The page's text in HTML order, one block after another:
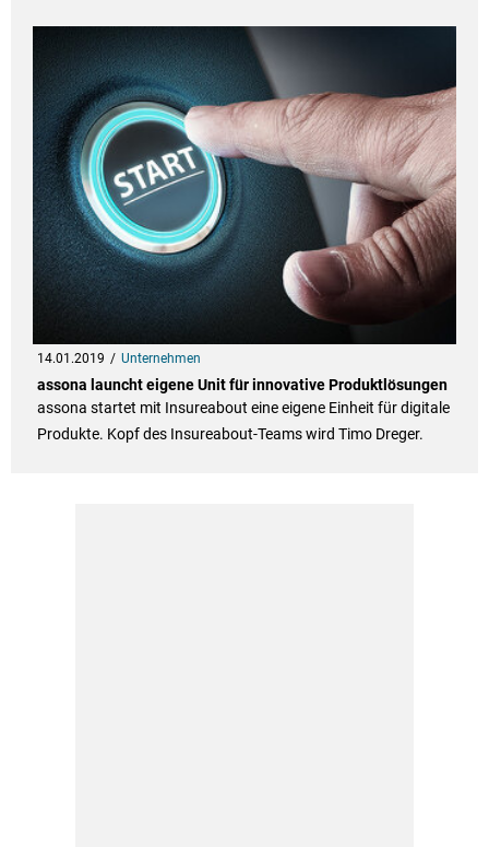
14.01.2019 Unternehmen
assona launcht eigene Unit für innovative Produktlösungen
assona startet mit Insureabout eine eigene Einheit für digitale
Produkte. Kopf des Insureabout-Teams wird Timo Dreger.